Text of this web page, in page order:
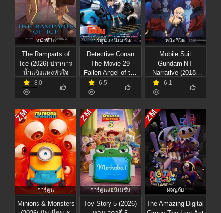
หนังชีวิต
The Ramparts of
Ice (2026) ปราการ
น้ำแข็งแห่งหัวใจ
8.0
การ์ตูนแอนิเมชัน
Detective Conan
The Movie 29
Fallen Angel of the
Highway (2026) ยอด
นักสืบจิ๋วโคนัน เดอะ
นางฟ้าตกสวรรค์
6.5
หนังชีวิต
Mobile Suit
Gundam NT
Narrative (2018)
โมบิลสูท กันดั้ม นาร์
6.1
ZM
การ์ตูน
Minions & Monsters
ZM
การ์ตูนแอนิเมชัน
Toy Story 5 (2026)
ZM
ผจญภัย
The Amazing Digital